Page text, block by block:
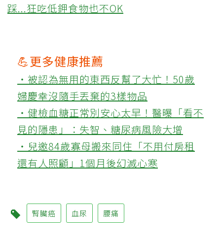
踩...狂吃低鉀食物也不OK
💪更多健康推薦
‧被認為無用的東西反幫了大忙！50歲
婦慶幸沒隨手丟棄的3樣物品
‧健檢血糖正常別安心太早！醫曝「看不
見的隱患」：失智、糖尿病風險大增
‧兒邀84歲寡母搬來同住「不用付房租
還有人照顧」1個月後幻滅心寒
腎臟癌 血尿 腰痛